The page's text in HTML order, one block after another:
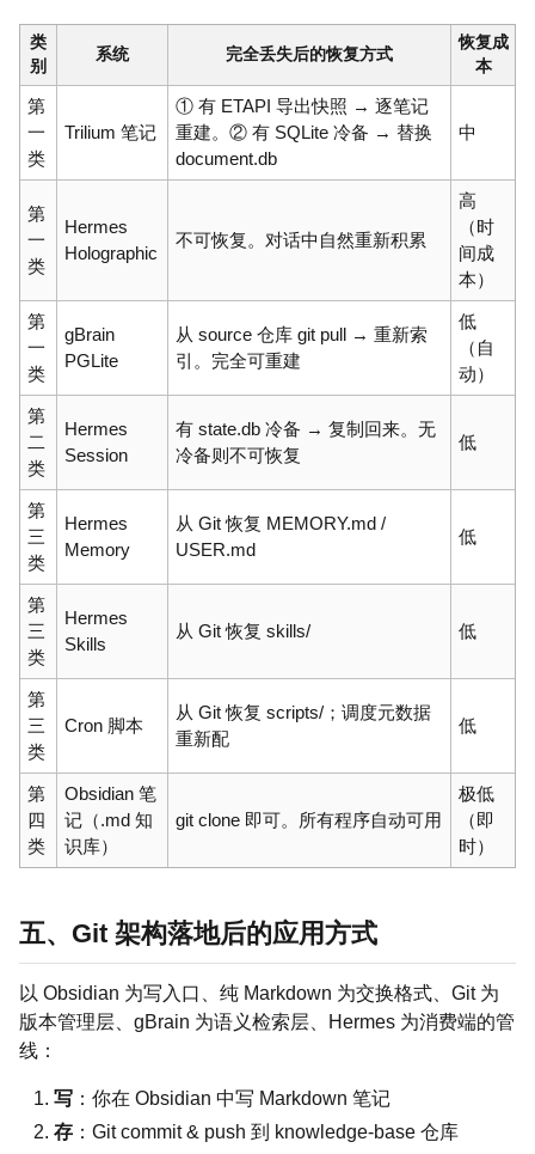
类
别
系统 完全丢失后的恢复方式
恢复成
本
第
一
类
Trilium 笔记
① 有 ETAPI 导出快照 → 逐笔记
重建。② 有 SQLite 冷备 → 替换
document.db
中
第
一
类
Hermes
Holographic
不可恢复。对话中自然重新积累
高
（时
间成
本）
第
一
类
gBrain
PGLite
从 source 仓库 git pull → 重新索
引。完全可重建
低
（自
动）
第
二
类
Hermes
Session
有 state.db 冷备 → 复制回来。无
冷备则不可恢复
低
第
三
类
Hermes
Memory
从 Git 恢复 MEMORY.md /
USER.md
低
第
三
类
Hermes
Skills
从 Git 恢复 skills/ 低
第
三
类
Cron 脚本
从 Git 恢复 scripts/；调度元数据
重新配
低
第
四
类
Obsidian 笔
记（.md 知
识库）
git clone 即可。所有程序自动可用
极低
（即
时）
五、Git 架构落地后的应用方式
以 Obsidian 为写入口、纯 Markdown 为交换格式、Git 为
版本管理层、gBrain 为语义检索层、Hermes 为消费端的管
线：
写：你在 Obsidian 中写 Markdown 笔记
存：Git commit & push 到 knowledge-base 仓库